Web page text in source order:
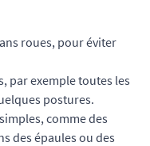
roues, pour éviter
par exemple toutes les
postures.
comme des
des épaules ou des